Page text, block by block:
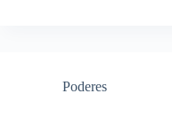
Poderes